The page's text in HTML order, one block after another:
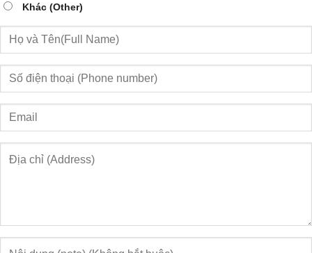
Khác (Other)